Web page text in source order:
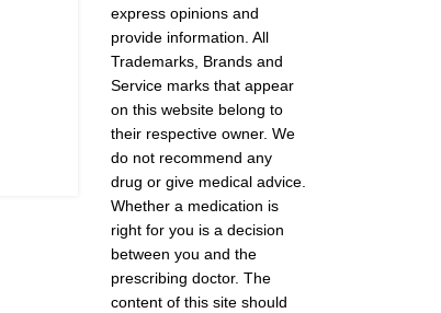
express opinions and
provide information. All
Trademarks, Brands and
Service marks that appear
on this website belong to
their respective owner. We
do not recommend any
drug or give medical advice.
Whether a medication is
right for you is a decision
between you and the
prescribing doctor. The
content of this site should